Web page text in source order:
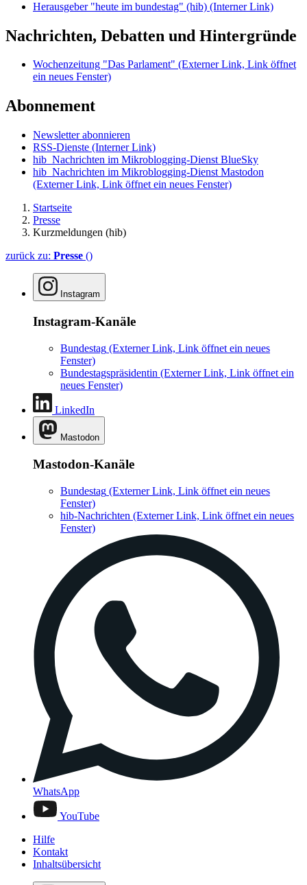
Herausgeber "heute im bundestag" (hib) (Interner Link)
Nachrichten, Debatten und Hintergründe
Wochenzeitung "Das Parlament" (Externer Link, Link öffnet
ein neues Fenster)
Abonnement
Newsletter abonnieren
RSS-Dienste (Interner Link)
hib_Nachrichten im Mikroblogging-Dienst BlueSky
hib_Nachrichten im Mikroblogging-Dienst Mastodon
(Externer Link, Link öffnet ein neues Fenster)
Startseite
Presse
Kurzmeldungen (hib)
zurück zu: Presse ()
Instagram
Instagram-Kanäle
Bundestag (Externer Link, Link öffnet ein neues
Fenster)
Bundestagspräsidentin (Externer Link, Link öffnet ein
neues Fenster)
LinkedIn
Mastodon
Mastodon-Kanäle
Bundestag (Externer Link, Link öffnet ein neues
Fenster)
hib-Nachrichten (Externer Link, Link öffnet ein neues
Fenster)
WhatsApp
YouTube
Hilfe
Kontakt
Inhaltsübersicht